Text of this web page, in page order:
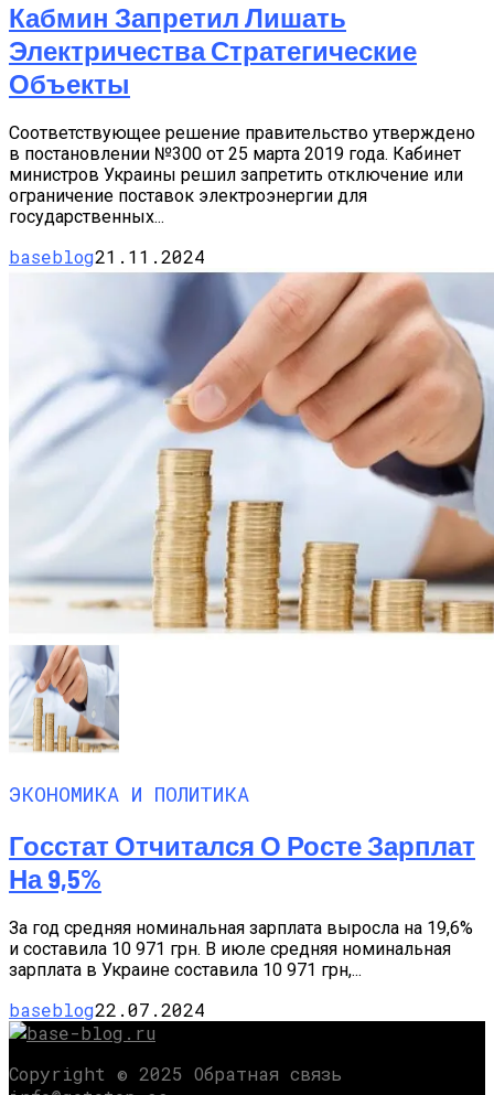
Кабмин Запретил Лишать
Электричества Стратегические
Объекты
Соответствующее решение правительство утверждено
в постановлении №300 от 25 марта 2019 года. Кабинет
министров Украины решил запретить отключение или
ограничение поставок электроэнергии для
государственных...
baseblog21.11.2024
ЭКОНОМИКА И ПОЛИТИКА
Госстат Отчитался О Росте Зарплат
На 9,5%
За год средняя номинальная зарплата выросла на 19,6%
и составила 10 971 грн. В июле средняя номинальная
зарплата в Украине составила 10 971 грн,...
baseblog22.07.2024
Copyright © 2025 Обратная связь